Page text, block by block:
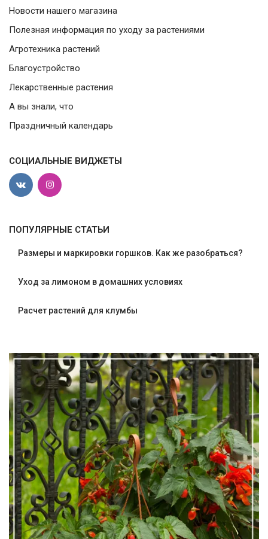
Новости нашего магазина
Полезная информация по уходу за растениями
Агротехника растений
Благоустройство
Лекарственные растения
А вы знали, что
Праздничный календарь
СОЦИАЛЬНЫЕ ВИДЖЕТЫ
ПОПУЛЯРНЫЕ СТАТЬИ
Размеры и маркировки горшков. Как же разобраться?
Уход за лимоном в домашних условиях
Расчет растений для клумбы